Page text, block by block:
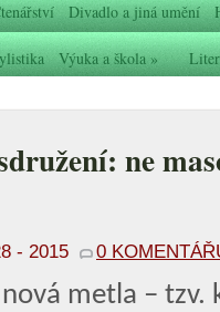
Divadlo a jiná umění
Výuka a škola»
ne
- 2015 0
metla – tzv.